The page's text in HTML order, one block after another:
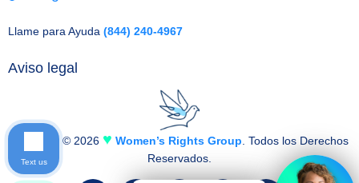
Llame para Ayuda (844) 240-4967
Aviso legal
Copyright © 2026 ♥ Women’s Rights Group . Todos los Derechos
Reservados.
Text us